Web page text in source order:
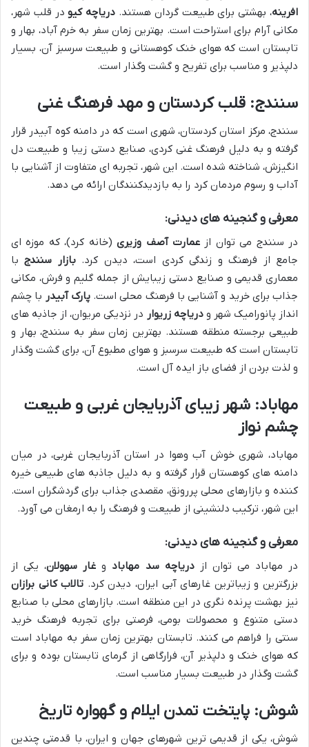
افرینه، بهشتی برای طبیعت گردان هستند. دریاچه کیودر قلب شهر،
مکانی آرام برای استراحت است. بهترین زمان سفر به خرم آباد، بهار و
تابستان است که هوای خنک کوهستانی و طبیعت سرسبز آن، بسیار
دلپذیر و مناسب برای تفریح و گشت وگذار است.
سنندج: قلب کردستان و مهد فرهنگ غنی
سنندج، مرکز استان کردستان، شهری است که در دامنه کوه آبیدر قرار
گرفته و به دلیل فرهنگ غنی کردی، صنایع دستی زیبا و طبیعت دل
انگیزش، شناخته شده است. این شهر، تجربه ای متفاوت از آشنایی با
آداب و رسوم مردمان کرد را به بازدیدکنندگان ارائه می دهد.
معرفی و گنجینه های دیدنی:
در سنندج می توان ازعمارت آصف وزیری(خانه کرد)، که موزه ای
جامع از فرهنگ و زندگی کردی است، دیدن کرد.بازار سنندجبا
معماری قدیمی و صنایع دستی زیبایش از جمله گلیم و فرش، مکانی
جذاب برای خرید و آشنایی با فرهنگ محلی است.پارک آبیدر با چشم
انداز پانورامیک شهر ودریاچه زریوار در نزدیکی مریوان، از جاذبه های
طبیعی برجسته منطقه هستند. بهترین زمان سفر به سنندج، بهار و
تابستان است که طبیعت سرسبز و هوای مطبوع آن، برای گشت وگذار
و لذت بردن از فضای باز ایده آل است.
مهاباد: شهر زیبای آذربایجان غربی و طبیعت
چشم نواز
مهاباد، شهری خوش آب وهوا در استان آذربایجان غربی، در میان
دامنه های کوهستان قرار گرفته و به دلیل جاذبه های طبیعی خیره
کننده و بازارهای محلی پررونق، مقصدی جذاب برای گردشگران است.
این شهر، ترکیب دلنشینی از طبیعت و فرهنگ را به ارمغان می آورد.
معرفی و گنجینه های دیدنی:
در مهاباد می توان ازدریاچه سد مهاباد و غار سهولان، یکی از
بزرگترین و زیباترین غارهای آبی ایران، دیدن کرد. تالاب کانی برازان
نیز بهشت پرنده نگری در این منطقه است. بازارهای محلی با صنایع
دستی متنوع و محصولات بومی، فرصتی برای تجربه فرهنگ خرید
سنتی را فراهم می کنند. تابستان بهترین زمان سفر به مهاباد است
که هوای خنک و دلپذیر آن، فرارگاهی از گرمای تابستان بوده و برای
گشت وگذار در طبیعت بسیار مناسب است.
شوش: پایتخت تمدن ایلام و گهواره تاریخ
شوش، یکی از قدیمی ترین شهرهای جهان و ایران، با قدمتی چندین